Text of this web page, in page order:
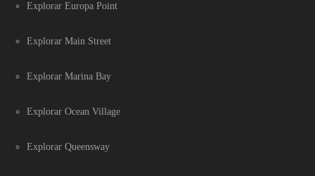
Explorar Europa Point
Explorar Main Street
Explorar Marina Bay
Explorar Ocean Village
Explorar Queensway